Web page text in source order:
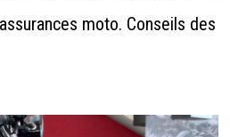
moto. Conseils des